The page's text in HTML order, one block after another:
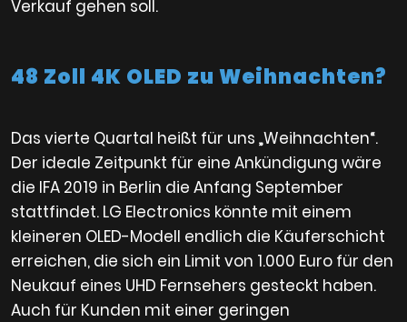
Verkauf gehen soll.
48 Zoll 4K OLED zu Weihnachten?
Das vierte Quartal heißt für uns „Weihnachten“.
Der ideale Zeitpunkt für eine Ankündigung wäre
die IFA 2019 in Berlin die Anfang September
stattfindet. LG Electronics könnte mit einem
kleineren OLED-Modell endlich die Käuferschicht
erreichen, die sich ein Limit von 1.000 Euro für den
Neukauf eines UHD Fernsehers gesteckt haben.
Auch für Kunden mit einer geringen